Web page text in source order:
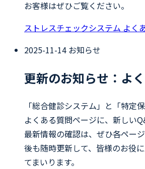
お客様はぜひご覧ください。
ストレスチェックシステム よく
2025-11-14 お知らせ
更新のお知らせ：よ
「総合健診システム」と「特定
よくある質問ページに、新しい
最新情報の確認は、ぜひ各ペー
後も随時更新して、皆様のお役
てまいります。